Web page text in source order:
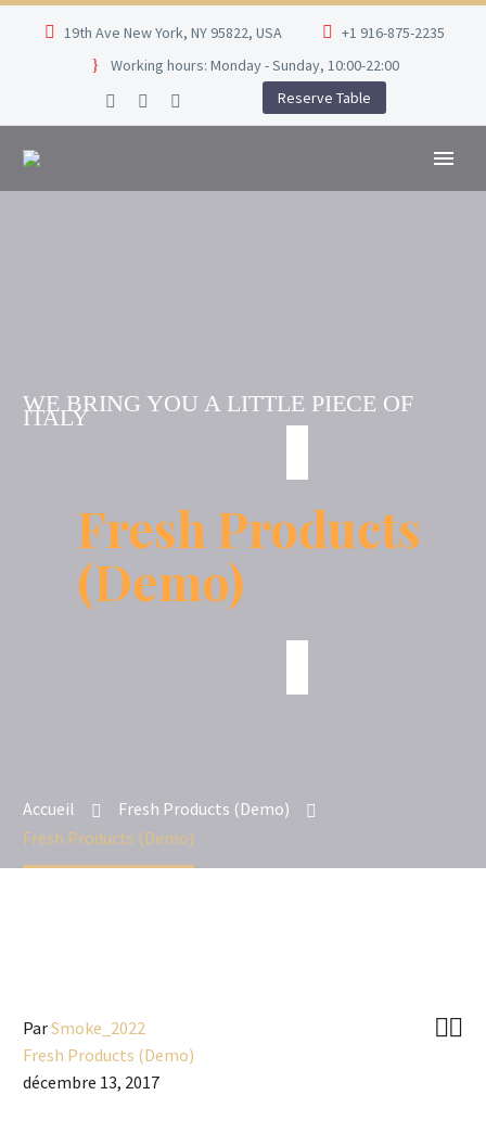
19th Ave New York, NY 95822, USA
+1 916-875-2235
Working hours: Monday - Sunday, 10:00-22:00
Reserve Table
WE BRING YOU A LITTLE PIECE OF
ITALY
Fresh Products
(Demo)
Accueil
Fresh Products (Demo)
Fresh Products (Demo)

ParSmoke_2022
Fresh Products (Demo)
décembre 13, 2017